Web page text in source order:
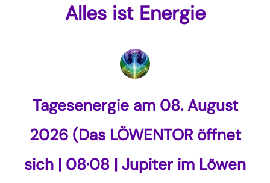
Alles ist Energie
Tagesenergie am 08. August
2026 (Das LÖWENTOR öffnet
sich | 08·08 | Jupiter im Löwen